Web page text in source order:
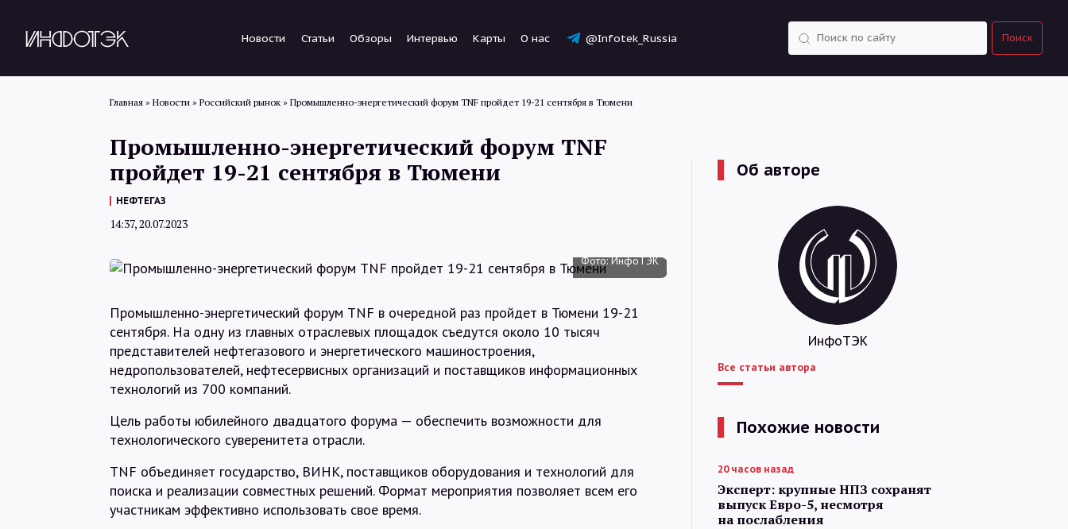
Новости Статьи Обзоры Интервью Карты О нас @Infotek_Russia Поиск
Статьи
Обзоры
Интервью
Карты
О нас
Главная » Новости » Российский рынок » Промышленно-энергетический форум TNF пройдет 19-21 сентября в Тюмени
Промышленно-энергетический форум TNF
пройдет 19-21 сентября в Тюмени
НЕФТЕГАЗ
14:37, 20.07.2023
Фото: ИнфоТЭК
Промышленно-энергетический форум TNF в очередной раз пройдет в Тюмени 19-21
сентября. На одну из главных отраслевых площадок съедутся около 10 тысяч
представителей нефтегазового и энергетического машиностроения,
недропользователей, нефтесервисных организаций и поставщиков информационных
технологий из 700 компаний.
Цель работы юбилейного двадцатого форума — обеспечить возможности для
технологического суверенитета отрасли.
TNF объединяет государство, ВИНК, поставщиков оборудования и технологий для
поиска и реализации совместных решений. Формат мероприятия позволяет всем его
участникам эффективно использовать свое время.
Об авторе
ИнфоТЭК
Все статьи автора
Похожие новости
20 часов назад
Эксперт: крупные НПЗ сохранят
выпуск Евро-5, несмотря
на послабления